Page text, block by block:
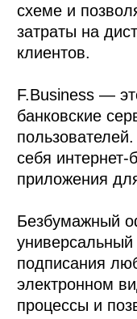
схеме и
затраты на
клиентов.
F.Business —
банковские
себя
приложения
Безбумажный
подписания
электронном
процессы и